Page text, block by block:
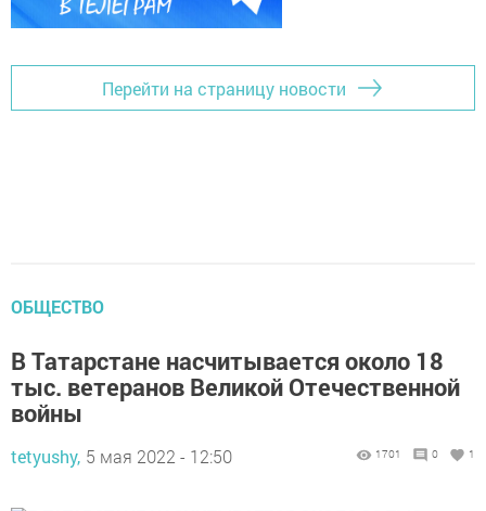
Перейти на страницу новости
ОБЩЕСТВО
В Татарстане насчитывается около 18
тыс. ветеранов Великой Отечественной
войны
tetyushy, 5 мая 2022 - 12:50 1701 0 1